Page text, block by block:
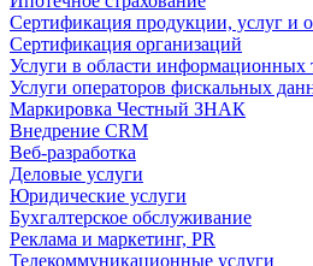
Сертификация продукции, услуг и
Сертификация организаций
Услуги в области информационных
Услуги операторов фискальных
Маркировка Честный ЗНАК
Внедрение CRM
Веб-разработка
Деловые услуги
Юридические услуги
Бухгалтерское обслуживание
Реклама и маркетинг, PR
Телекоммуникационные услуги